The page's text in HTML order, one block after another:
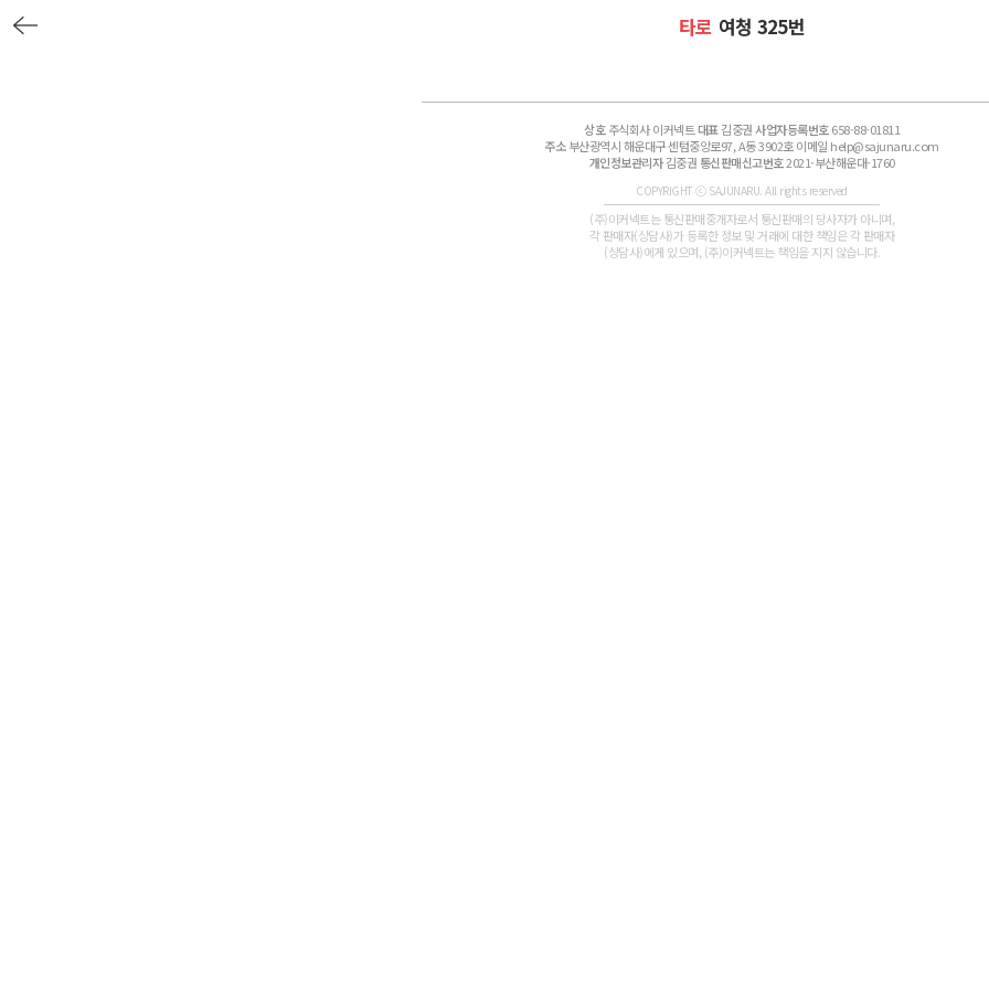
타로 여청 325번
상호주식회사 이커넥트대표김중권사업자등록번호658-88-01811
주소부산광역시 해운대구 센텀중앙로97, A동 3902호 이메일 help@sajunaru.com
개인정보관리자김중권 통신판매신고번호2021-부산해운대-1760
COPYRIGHT ⓒ SAJUNARU. All rights reserved
(주)이커넥트는 통신판매중개자로서 통신판매의 당사자가 아니며,
각 판매자(상담사)가 등록한 정보 및 거래에 대한 책임은 각 판매자
(상담사)에게 있으며, (주)이커넥트는 책임을 지지 않습니다.